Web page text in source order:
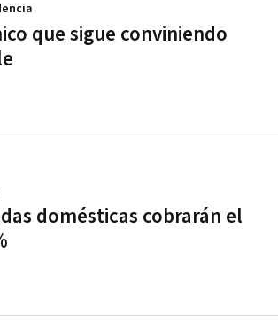
que sigue conviniendo
domésticas cobrarán el